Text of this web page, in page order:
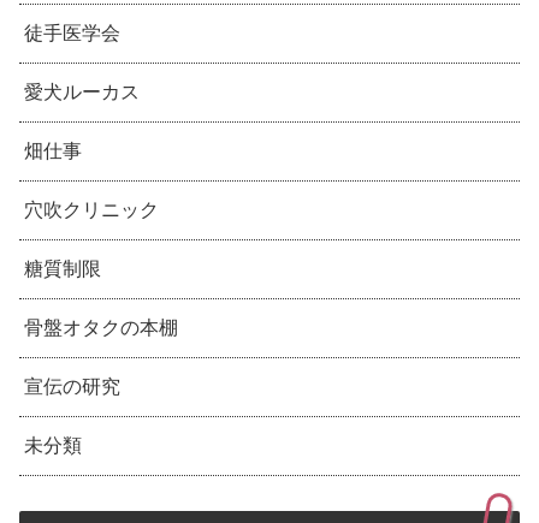
徒手医学会
愛犬ルーカス
畑仕事
穴吹クリニック
糖質制限
骨盤オタクの本棚
宣伝の研究
未分類